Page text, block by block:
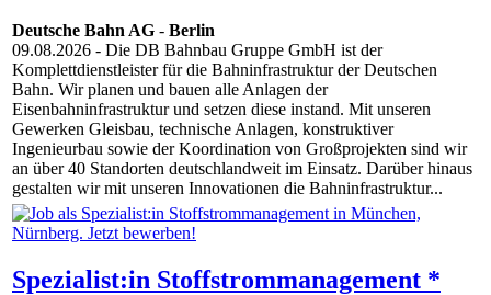
Deutsche Bahn AG - Berlin
09.08.2026 - Die DB Bahnbau Gruppe GmbH ist der
Komplettdienstleister für die Bahninfrastruktur der Deutschen
Bahn. Wir planen und bauen alle Anlagen der
Eisenbahninfrastruktur und setzen diese instand. Mit unseren
Gewerken Gleisbau, technische Anlagen, konstruktiver
Ingenieurbau sowie der Koordination von Großprojekten sind wir
an über 40 Standorten deutschlandweit im Einsatz. Darüber hinaus
gestalten wir mit unseren Innovationen die Bahninfrastruktur...
Spezialist:in Stoffstrommanagement *